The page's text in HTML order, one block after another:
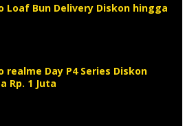
Loaf Bun Delivery Diskon hingga
realme Day P4 Series Diskon
Rp. 1 Juta